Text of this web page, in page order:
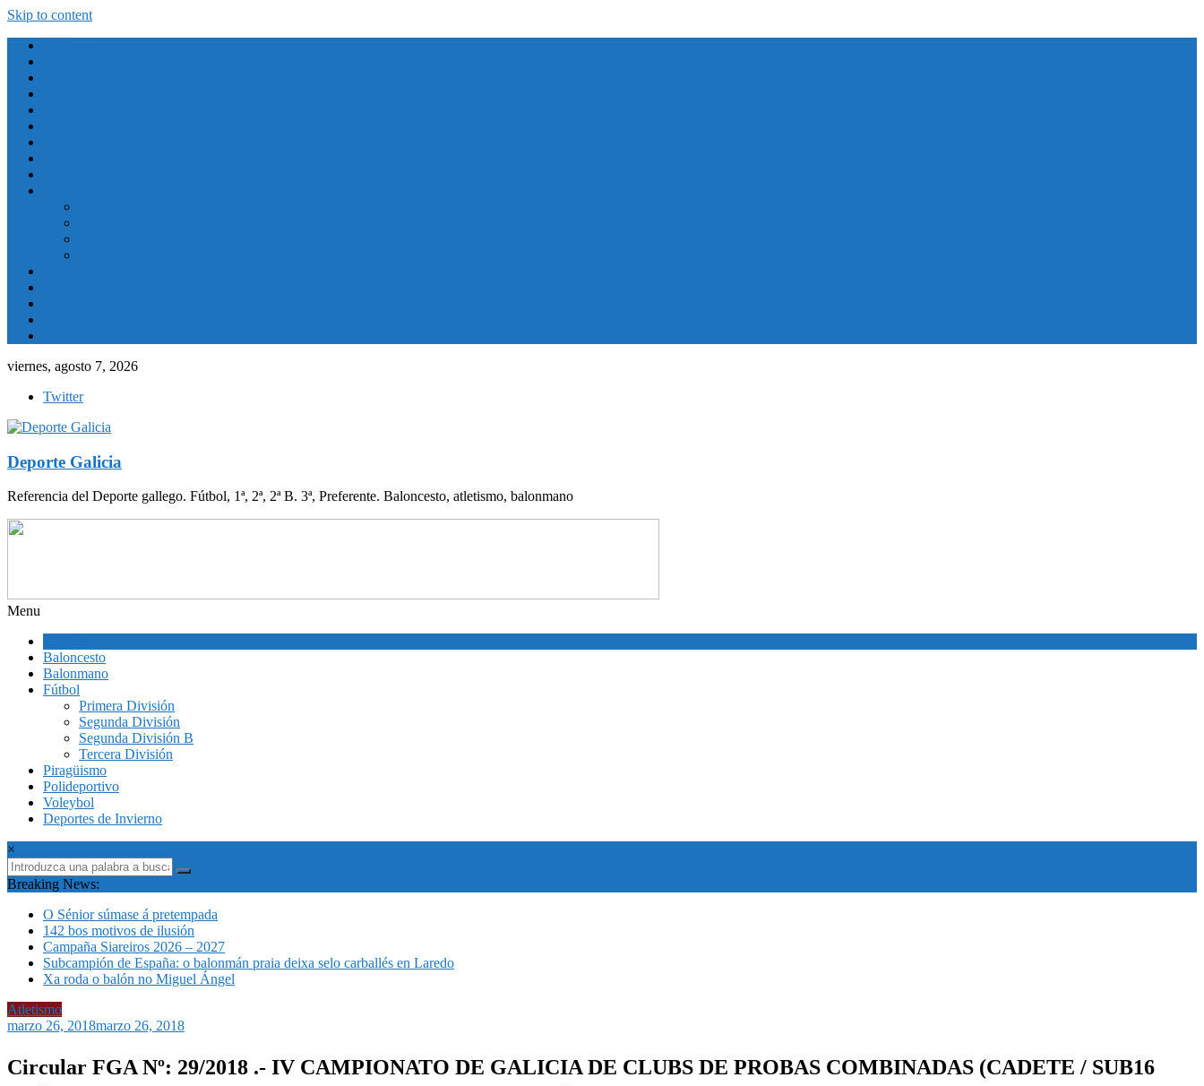
Skip to content
viernes, agosto 7, 2026
Twitter
Deporte Galicia
Referencia del Deporte gallego. Fútbol, 1ª, 2ª, 2ª B. 3ª, Preferente. Baloncesto, atletismo, balonmano
Menu
Baloncesto
Balonmano
Fútbol
Primera División
Segunda División
Segunda División B
Tercera División
Piragüismo
Polideportivo
Voleybol
Deportes de Invierno
×
Breaking News:
O Sénior súmase á pretempada
142 bos motivos de ilusión
Campaña Siareiros 2026 – 2027
Subcampión de España: o balonmán praia deixa selo carballés en Laredo
Xa roda o balón no Miguel Ángel
Atletismo
marzo 26, 2018marzo 26, 2018
Circular FGA Nº: 29/2018 .- IV CAMPIONATO DE GALICIA DE CLUBS DE PROBAS COMBINADAS (CADETE / SUB16